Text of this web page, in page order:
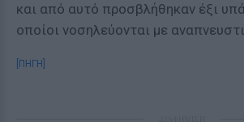
και από αυτό προσβλήθηκαν έξι
οποίοι νοσηλεύονται με
[ΠΗΓΗ]